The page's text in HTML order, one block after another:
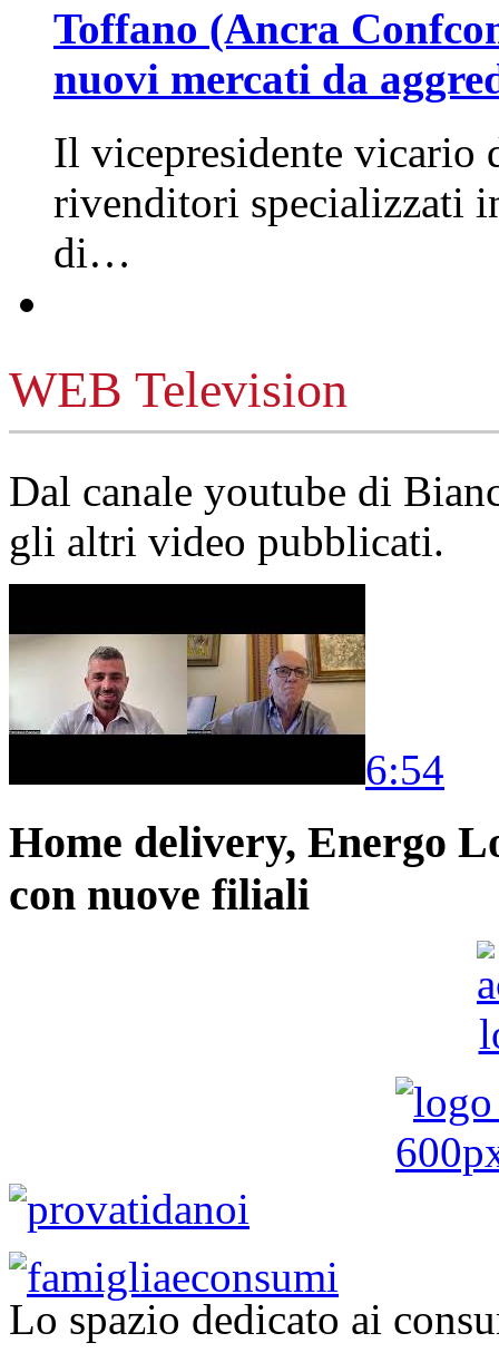
Toffano (Ancra
nuovi mercati da
Il vicepresidente vicario
rivenditori specializzati
di…
WEB Television
Dal canale youtube di
gli altri video pubblicati.
6:54
Home delivery, Energo
con nuove filiali
Lo spazio dedicato ai